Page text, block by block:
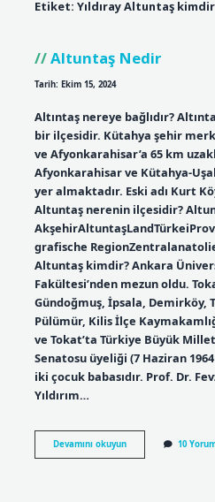
Etiket:Yıldıray Altuntaş kimdir
Altuntaş Nedir
Tarih: Ekim 15, 2024
Altıntaş nereye bağlıdır?
bir ilçesidir. Kütahya şehir
ve Afyonkarahisar’a 65 km
Afyonkarahisar ve Kütahya-
yer almaktadır. Eski adı Kurt
Altuntaş nerenin ilçesidir?
grafische
Altuntaş kimdir? Ankara
Fakültesi’nden mezun oldu.
Gündoğmuş, İpsala, Demirköy,
Pülümür, Kilis İlçe
ve Tokat’ta Türkiye Büyük
Senatosu üyeliği (7 Haziran
iki çocuk babasıdır. Prof. Dr.
Yıldırım…
Devamını okuyunAltuntaş
Nedir
10